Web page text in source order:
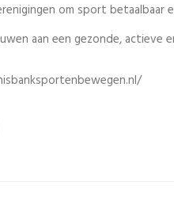
om sport betaalbaar
aan een gezonde, actieve